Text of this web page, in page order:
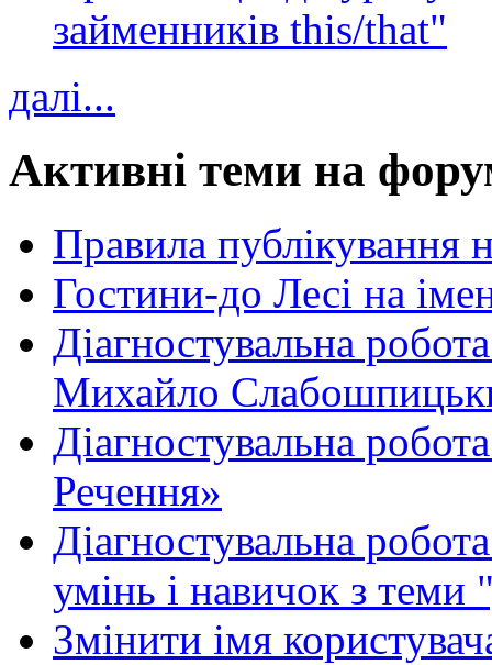
займенників this/that"
далі...
Активні теми на
Правила публікування
Гостини-до Лесі на
Діагностувальна
Михайло
Діагностувальна
Речення»
Діагностувальна
умінь і навичок з теми
Змінити імя